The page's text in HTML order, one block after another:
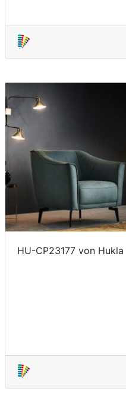
HU-CP23177 von